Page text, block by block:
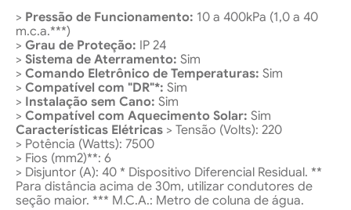
> Pressão de Funcionamento: 10 a 400kPa (1,0 a 40
m.c.a.***)
> Grau de Proteção: IP 24
> Sistema de Aterramento: Sim
> Comando Eletrônico de Temperaturas: Sim
> Compatível com "DR"*: Sim
> Instalação sem Cano: Sim
> Compatível com Aquecimento Solar: Sim
Características Elétricas > Tensão (Volts): 220
> Potência (Watts): 7500
> Fios (mm2)**: 6
> Disjuntor (A): 40 * Dispositivo Diferencial Residual. **
Para distância acima de 30m, utilizar condutores de
seção maior. *** M.C.A.: Metro de coluna de água.